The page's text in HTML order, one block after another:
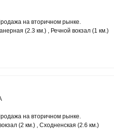
на вторичном рынке.
(2.3 км.) , Речной вокзал (1 км.)
на вторичном рынке.
(2 км.) , Сходненская (2.6 км.)